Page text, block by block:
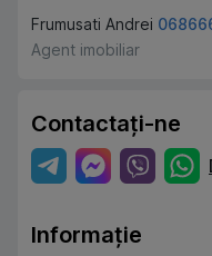
Frumusati Andrei
Agent imobiliar
Contactați-ne
Informație